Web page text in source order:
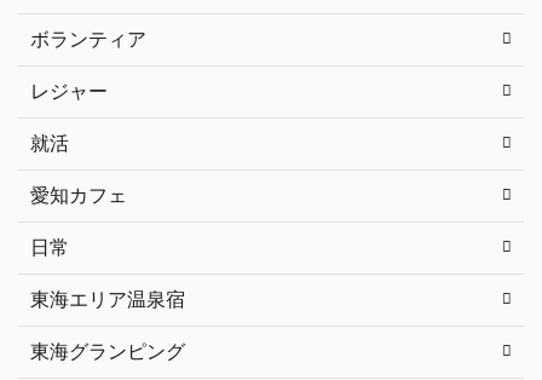
ボランティア
レジャー
就活
愛知カフェ
日常
東海エリア温泉宿
東海グランピング